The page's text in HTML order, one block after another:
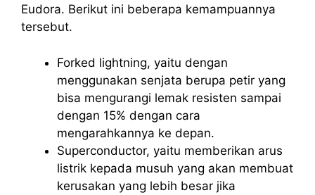
Eudora. Berikut ini beberapa kemampuannya
tersebut.
Forked lightning, yaitu dengan
menggunakan senjata berupa petir yang
bisa mengurangi lemak resisten sampai
dengan 15% dengan cara
mengarahkannya ke depan.
Superconductor, yaitu memberikan arus
listrik kepada musuh yang akan membuat
kerusakan yang lebih besar jika